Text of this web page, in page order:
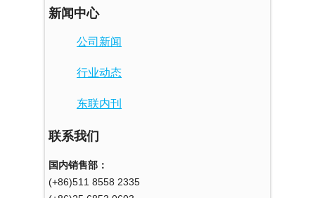
新闻中心
公司新闻
行业动态
东联内刊
联系我们
国内销售部：
(+86)511 8558 2335